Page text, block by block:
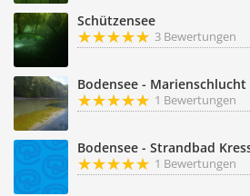
Schützensee
3 Bewertungen
Bodensee - Marienschlucht
1 Bewertungen
Bodensee - Strandbad
1 Bewertungen